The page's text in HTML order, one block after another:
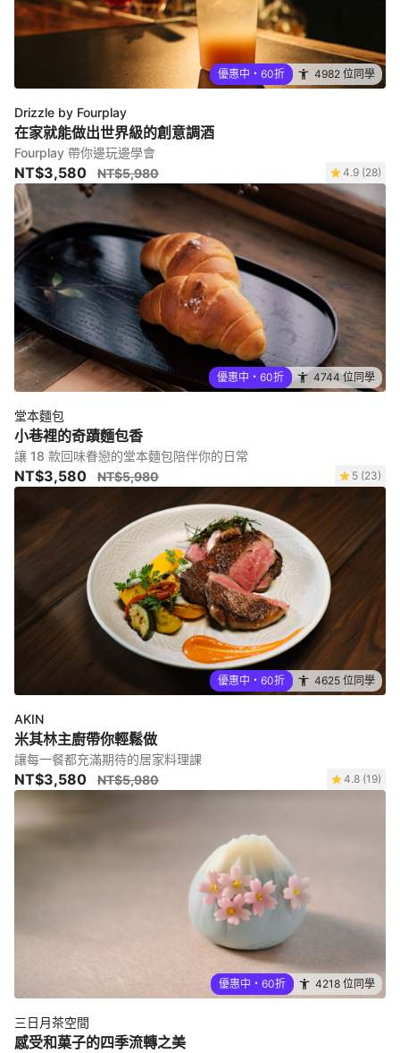
優惠中・60折 4982 位同學
Drizzle by Fourplay
在家就能做出世界級的創意調酒
Fourplay 帶你邊玩邊學會
NT$3,580 NT$5,980 4.9 (28)
優惠中・60折 4744 位同學
堂本麵包
小巷裡的奇蹟麵包香
讓 18 款回味眷戀的堂本麵包陪伴你的日常
NT$3,580 NT$5,980 5 (23)
優惠中・60折 4625 位同學
AKIN
米其林主廚帶你輕鬆做
讓每一餐都充滿期待的居家料理課
NT$3,580 NT$5,980 4.8 (19)
優惠中・60折 4218 位同學
三日月茶空間
感受和菓子的四季流轉之美